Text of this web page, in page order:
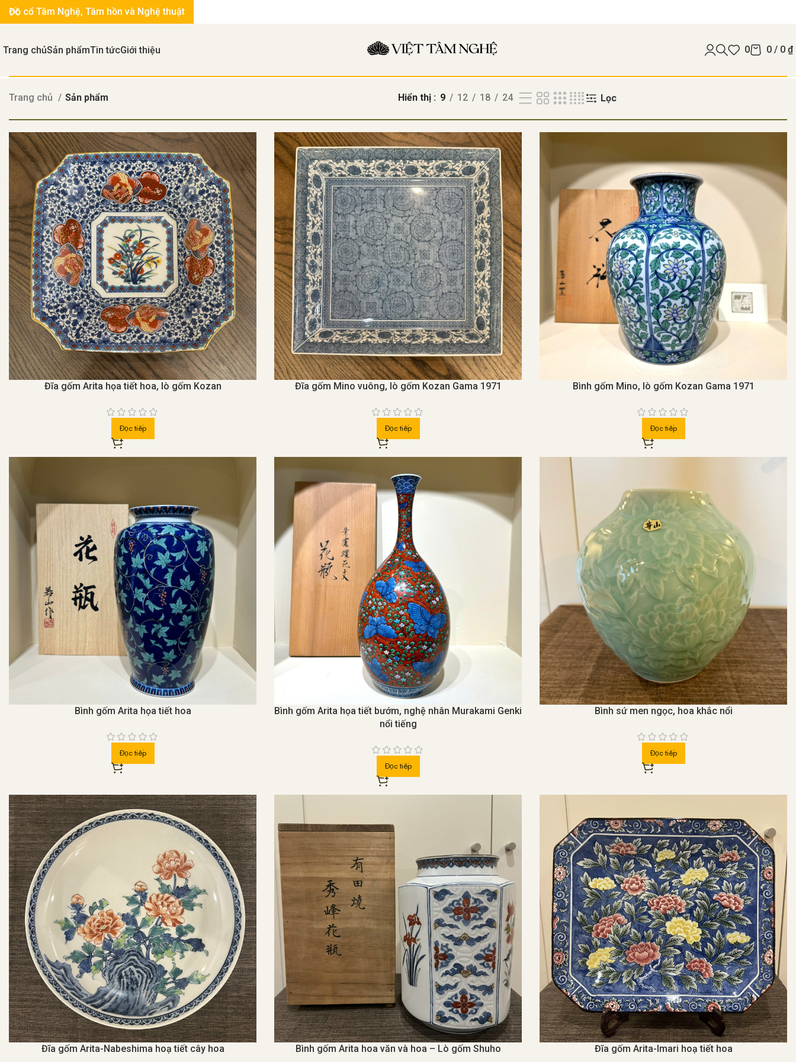
Trang chủSản phẩmTin tứcGiới thiệu 0 0 / 0 ₫
Trang chủ Sản phẩm Hiển thị 9 12 18 24 Lọc
Đĩa gốm Arita họa tiết hoa, lò gốm Kozan
Đọc tiếp
Đĩa gốm Mino vuông, lò gốm Kozan Gama 1971
Đọc tiếp
Bình gốm Mino, lò gốm Kozan Gama 1971
Đọc tiếp
Bình gốm Arita họa tiết hoa
Đọc tiếp
Bình gốm Arita họa tiết bướm, nghệ nhân Murakami Genki
nổi tiếng
Đọc tiếp
Bình sứ men ngọc, hoa khắc nổi
Đọc tiếp
Đĩa gốm Arita-Nabeshima hoạ tiết cây hoa Bình gốm Arita hoa văn và hoa – Lò gốm Shuho Đĩa gốm Arita-Imari hoạ tiết hoa
Đồ cổ Tâm Nghệ, Tâm hồn và Nghệ thuật